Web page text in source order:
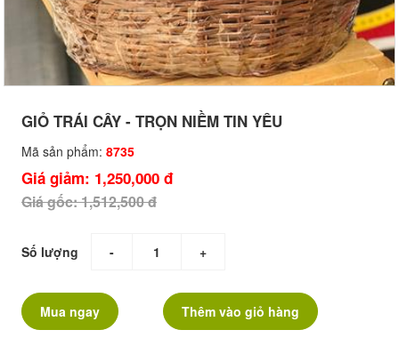
GIỎ TRÁI CÂY - TRỌN NIỀM TIN YÊU
Mã sản phẩm: 8735
Giá giảm: 1,250,000 đ
Giá gốc: 1,512,500 đ
Số lượng - +
Mua ngay Thêm vào giỏ hàng